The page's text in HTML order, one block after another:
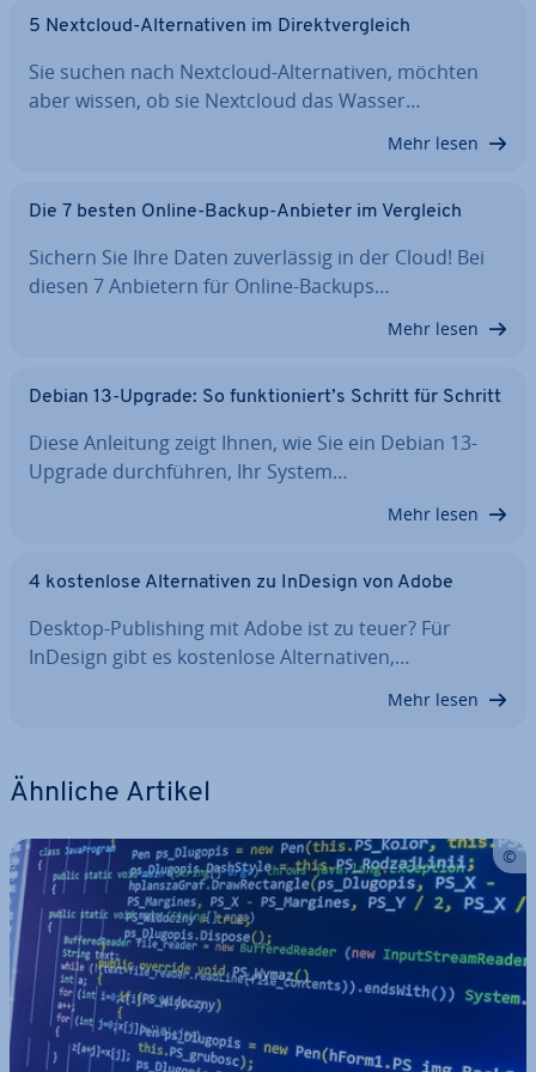
5 Nextcloud-Al­ter­na­ti­ven im Di­rekt­ver­gleich
Sie suchen nach Nextcloud-Al­ter­na­ti­ven, möchten
aber wissen, ob sie Nextcloud das Wasser…
Mehr lesen
Die 7 besten Online-Backup-Anbieter im Vergleich
Sichern Sie Ihre Daten zu­ver­läs­sig in der Cloud! Bei
diesen 7 Anbietern für Online-Backups…
Mehr lesen
Debian 13-Upgrade: So funk­tio­niert’s Schritt für Schritt
Diese Anleitung zeigt Ihnen, wie Sie ein Debian 13-
Upgrade durch­füh­ren, Ihr System…
Mehr lesen
4 kos­ten­lo­se Al­ter­na­ti­ven zu InDesign von Adobe
Desktop-Pu­bli­shing mit Adobe ist zu teuer? Für
InDesign gibt es kos­ten­lo­se Al­ter­na­ti­ven,…
Mehr lesen
Ähnliche Artikel